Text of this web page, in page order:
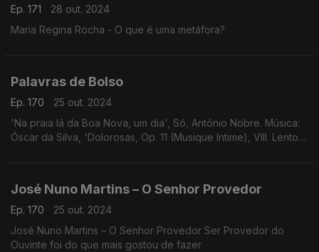
Ep. 171
28 out. 2024
Maria Regina Rocha - O que é uma metáfora?
Palavras de Bolso
Ep. 170
25 out. 2024
'Na praia lá da Boa Nova, um dia', Só, António Nobre. Música:
Óscar da Silva, 'Dolorosas, Op. 11 (Musique Intime), VIII. Lento
José Nuno Martins – O Senhor Provedor
Ep. 170
25 out. 2024
José Nuno Martins – O Senhor Provedor Ser Provedor do
Ouvinte foi do que mais gostou de fazer